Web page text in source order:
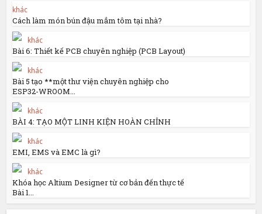
khác
Cách làm món bún đậu mắm tôm tại nhà?
khác
Bài 6: Thiết kế PCB chuyên nghiệp (PCB Layout)
khác
Bài 5 tạo **một thư viện chuyên nghiệp cho
ESP32-WROOM...
khác
BÀI 4: TẠO MỘT LINH KIỆN HOÀN CHỈNH
khác
EMI, EMS và EMC là gì?
khác
Khóa học Altium Designer từ cơ bản đến thực tế
Bài 1...